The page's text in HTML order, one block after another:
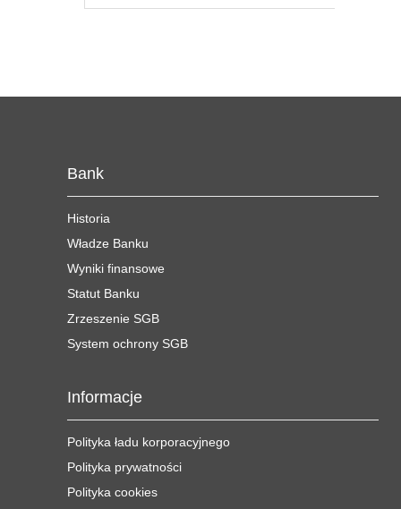
Bank
Historia
Władze Banku
Wyniki finansowe
Statut Banku
Zrzeszenie SGB
System ochrony SGB
Informacje
Polityka ładu korporacyjnego
Polityka prywatności
Polityka cookies